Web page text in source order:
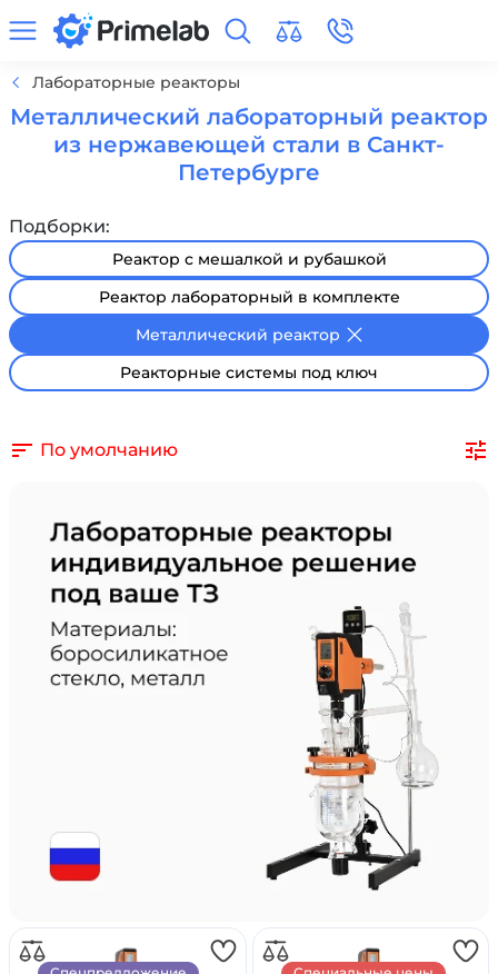
Лабораторные реакторы
Металлический лабораторный реактор
из нержавеющей стали в Санкт-
Петербурге
Подборки:
Реактор с мешалкой и рубашкой
Реактор лабораторный в комплекте
Металлический реактор
Реакторные системы под ключ
По умолчанию